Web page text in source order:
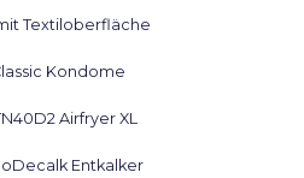
Textiloberfläche
Kondome
Airfryer XL
Entkalker